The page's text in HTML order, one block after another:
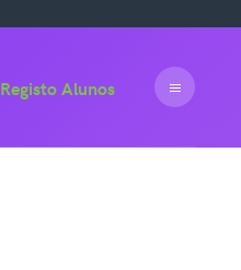
Registo Alunos